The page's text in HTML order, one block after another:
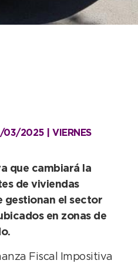
03/2025 | VIERNES
que cambiará la
de viviendas
gestionan el sector
en zonas de
Fiscal Impositiva